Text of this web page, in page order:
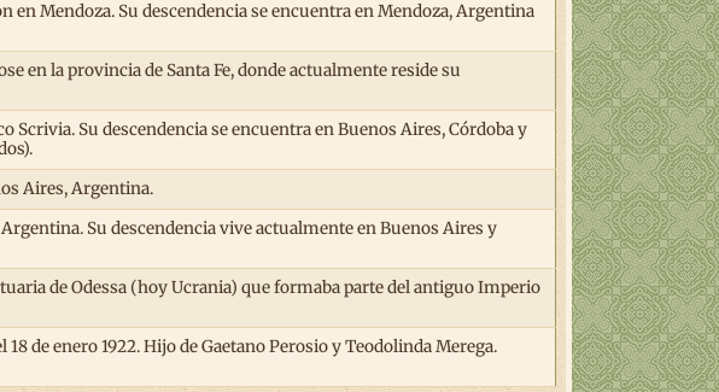
en Mendoza. Su descendencia se encuentra en Mendoza, Argentina
en la provincia de Santa Fe, donde actualmente reside su
Scrivia. Su descendencia se encuentra en Buenos Aires, Córdoba y
Aires, Argentina.
Su descendencia vive actualmente en Buenos Aires y
de Odessa (hoy Ucrania) que formaba parte del antiguo Imperio
de enero 1922. Hijo de Gaetano Perosio y Teodolinda Merega.